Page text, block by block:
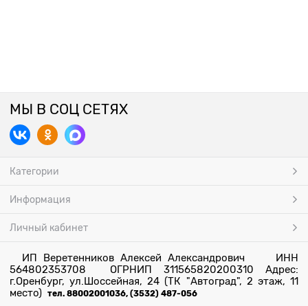
МЫ В СОЦ СЕТЯХ
Категории
Информация
Личный кабинет
ИП Веретенников Алексей Александрович ИНН
564802353708 ОГРНИП 311565820200310 Адрес:
г.Оренбург, ул.Шоссейная, 24 (ТК "Автоград", 2 этаж, 11
место) тел. 88002001036, (3532) 487-056